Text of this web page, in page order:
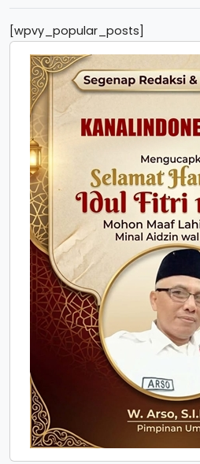
[wpvy_popular_posts]